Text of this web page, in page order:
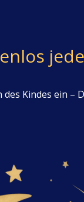
des Kindes ein